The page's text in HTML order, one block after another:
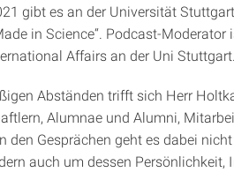
gibt es an der Universität
in Science“. Podcast-
Affairs an der Uni Stuttgart.
Abständen trifft sich Herr
Alumnae und Alumni,
den Gesprächen geht es dabei
auch um dessen Persönlichkeit,